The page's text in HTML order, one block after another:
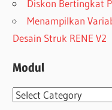
Diskon Bertingkat
Menampilkan
Desain Struk RENE V2
Modul
Modul